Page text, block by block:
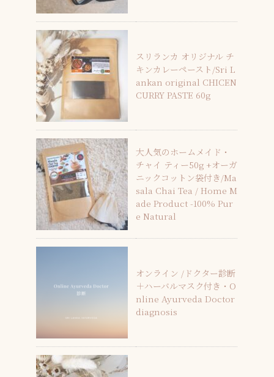
スリランカ オリジナル チ
キンカレーペースト/Sri L
ankan original CHICEN
CURRY PASTE 60g
大人気のホームメイド・
チャイ ティー50g +オーガ
ニックコットン袋付き/Ma
sala Chai Tea / Home M
ade Product -100% Pur
e Natural
オンライン /ドクター診断
＋ハーバルマスク付き・O
nline Ayurveda Doctor
diagnosis